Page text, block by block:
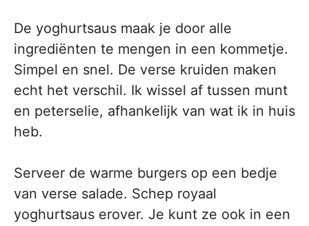
De yoghurtsaus maak je door alle
ingrediënten te mengen in een kommetje.
Simpel en snel. De verse kruiden maken
echt het verschil. Ik wissel af tussen munt
en peterselie, afhankelijk van wat ik in huis
heb.
Serveer de warme burgers op een bedje
van verse salade. Schep royaal
yoghurtsaus erover. Je kunt ze ook in een